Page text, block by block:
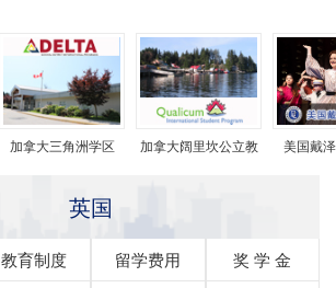
加拿大三角洲学区
加拿大阔里坎公立教
美国戴
英国
教育制度 留学费用
奖 学 金